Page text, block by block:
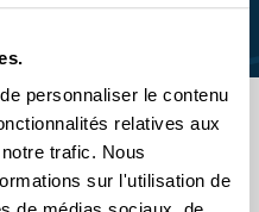
personnaliser le contenu
relatives aux
trafic. Nous
sur l'utilisation de